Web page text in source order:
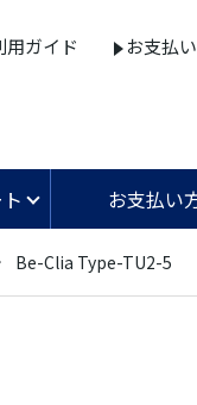
用ガイド お支払
お支払い
Be-Clia Type-TU2-5